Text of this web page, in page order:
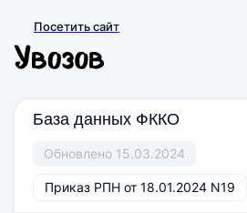
Посетить сайт
База данных ФККО
Обновлено 15.03.2024
Приказ РПН от 18.01.2024 N19